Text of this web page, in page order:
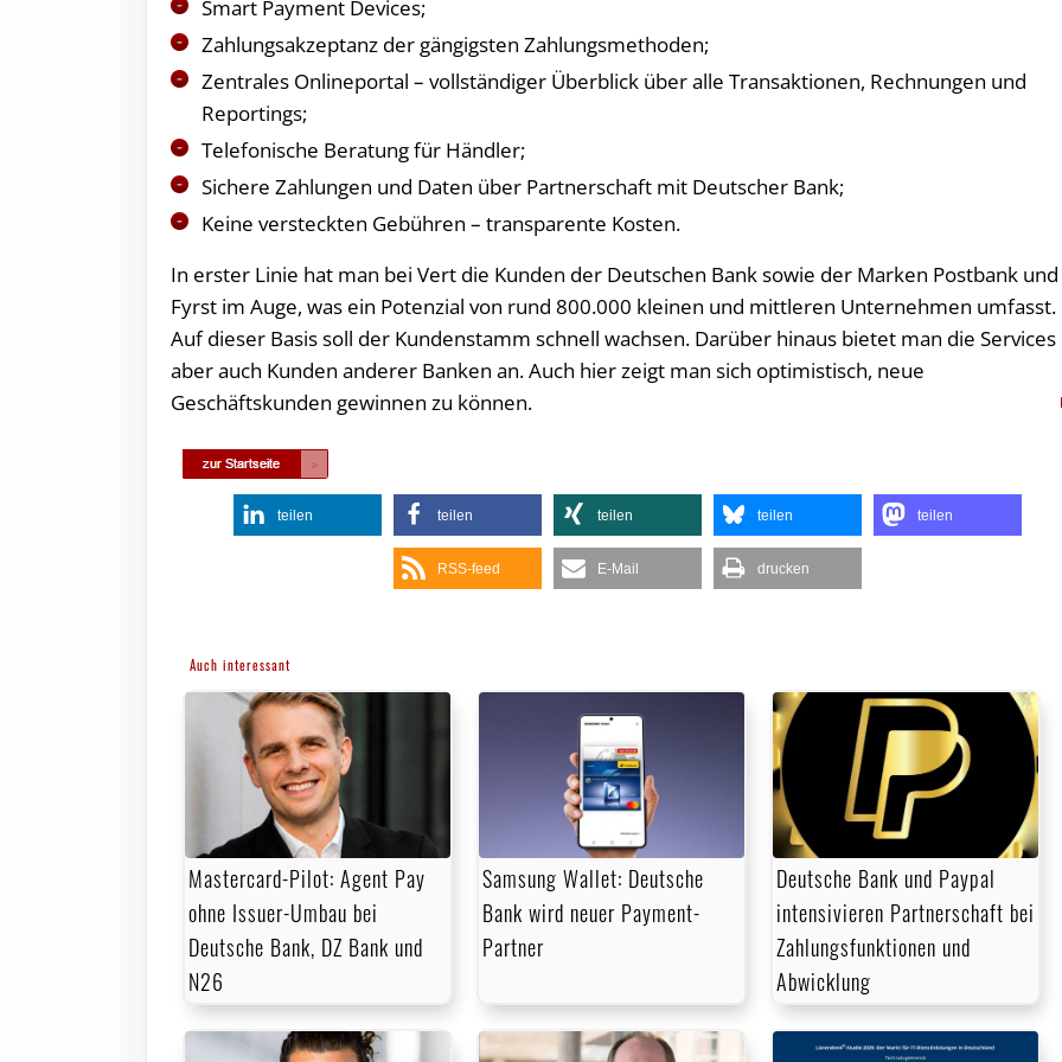
Smart Payment Devices;
Zahlungsakzeptanz der gängigsten Zahlungsmethoden;
Zentrales Onlineportal – vollständiger Überblick über alle Transaktionen, Rechnungen und
Reportings;
Telefonische Beratung für Händler;
Sichere Zahlungen und Daten über Partnerschaft mit Deutscher Bank;
Keine versteckten Gebühren – transparente Kosten.
In erster Linie hat man bei Vert die Kunden der Deutschen Bank sowie der Marken Postbank und
Fyrst im Auge, was ein Potenzial von rund 800.000 kleinen und mittleren Unternehmen umfasst.
Auf dieser Basis soll der Kundenstamm schnell wachsen. Darüber hinaus bietet man die Services
aber auch Kunden anderer Banken an. Auch hier zeigt man sich optimistisch, neue
Geschäftskunden gewinnen zu können.
teilen teilen teilen teilen teilen
RSS-feed E-Mail drucken
Auch interessant
Mastercard-Pilot: Agent Pay
ohne Issuer-Umbau bei
Deutsche Bank, DZ Bank und
N26
Samsung Wallet: Deutsche
Bank wird neuer Payment-
Partner
Deutsche Bank und Paypal
intensivieren Partnerschaft bei
Zahlungsfunktionen und
Abwicklung